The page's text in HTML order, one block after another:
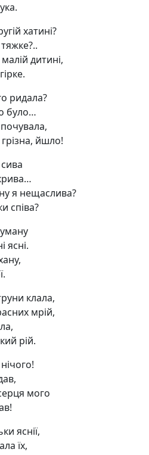
хатині?
дитині,
ридала?
було…
йшло!
я нещаслива?
співа?
ясні.
клала,
мрій,
рій.
мого
яснії,
їх,